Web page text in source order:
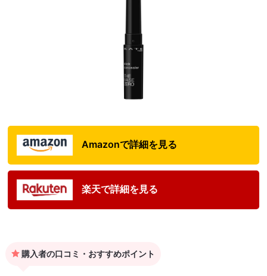
Amazonで詳細を見る
楽天で詳細を見る
購入者の口コミ・おすすめポイント